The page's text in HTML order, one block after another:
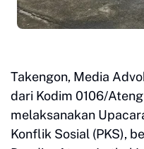
Takengon, Media
dari Kodim 0106/Ateng
melaksanakan
Konflik Sosial (PKS),